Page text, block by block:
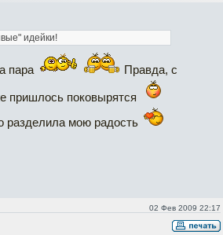
идейки!
пара Правда, с
пришлось поковырятся
разделила мою радость
02 Фев 2009 22:17